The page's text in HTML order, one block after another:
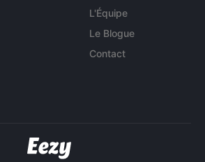
L'Équipe
Le Blogue
Contact